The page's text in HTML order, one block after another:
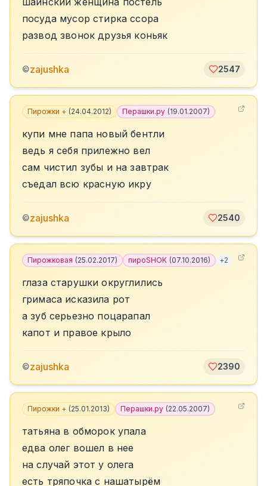
посуда мусор стирка ссора
развод звонок друзья коньяк
©zajushka 2547
Пирожки + (24.04.2012) Перашки.ру (19.01.2007)
купи мне папа новый бентли
ведь я себя прилежно вел
сам чистил зубы и на завтрак
съедал всю красную икру
©zajushka 2540
Пирожковая (25.02.2017) пироSHOK (07.10.2016) +2
глаза старушки округлились
гримаса исказила рот
а зуб серьезно поцарапал
капот и правое крыло
©zajushka 2390
Пирожки + (25.01.2013) Перашки.ру (22.05.2007)
татьяна в обморок упала
едва олег вошел в нее
на случай этот у олега
есть тряпочка с нашатырём